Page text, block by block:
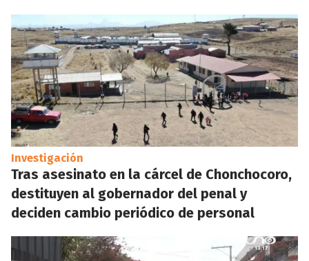
Investigación
Tras asesinato en la cárcel de Chonchocoro,
destituyen al gobernador del penal y
deciden cambio periódico de personal